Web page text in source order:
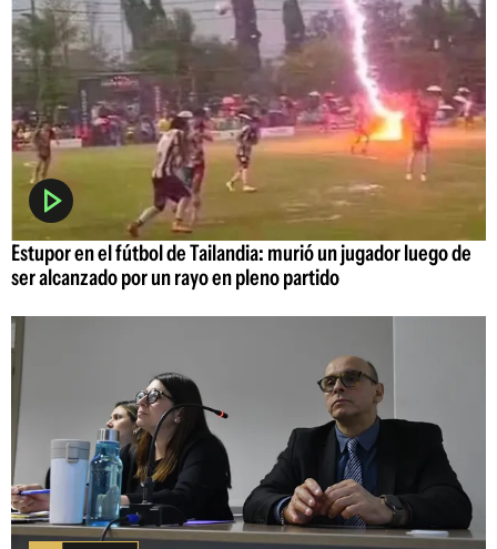
Estupor en el fútbol de Tailandia: murió un jugador luego de
ser alcanzado por un rayo en pleno partido